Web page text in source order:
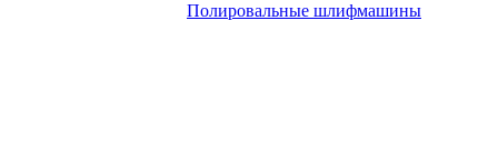
Полировальные шлифмашины